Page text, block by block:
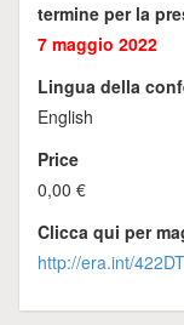
termine per la
7 maggio 2022
Lingua della
English
Price
0,00 €
Clicca qui per
http://era.int/